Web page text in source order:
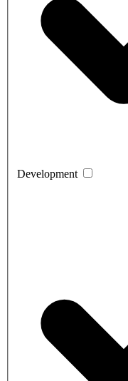
Development